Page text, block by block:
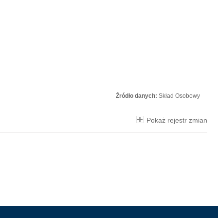
Źródło danych: Skład Osobowy
Pokaż rejestr zmian